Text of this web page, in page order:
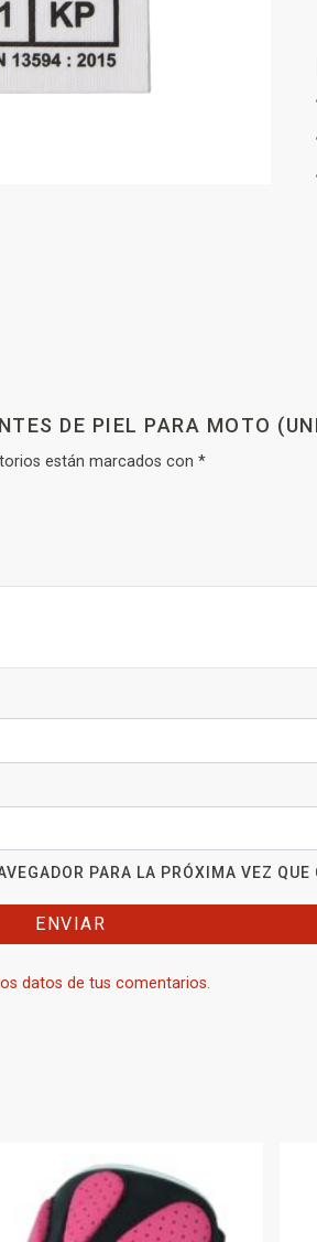
DE PIEL PARA MOTO
están marcados con *
PARA LA PRÓXIMA VEZ QUE
datos de tus comentarios.